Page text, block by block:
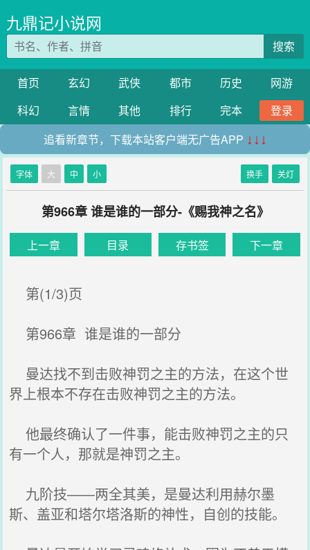
九鼎记小说网
搜索
首页 玄幻 武侠 都市 历史
网游
科幻
言情 其他 排行 完本
登录
追看新章节，下载本站客户端无广告APP ↓↓↓
字体 大 中 小 换手 关灯
第966章 谁是谁的一部分-《赐我神之名》
上一章 目录 存书签 下一章
第(1/3)页
第966章 谁是谁的一部分
曼达找不到击败神罚之主的方法，在这个世
界上根本不存在击败神罚之主的方法。
他最终确认了一件事，能击败神罚之主的只
有一个人，那就是神罚之主。
九阶技——两全其美，是曼达利用赫尔墨
斯、盖亚和塔尔塔洛斯的神性，自创的技能。